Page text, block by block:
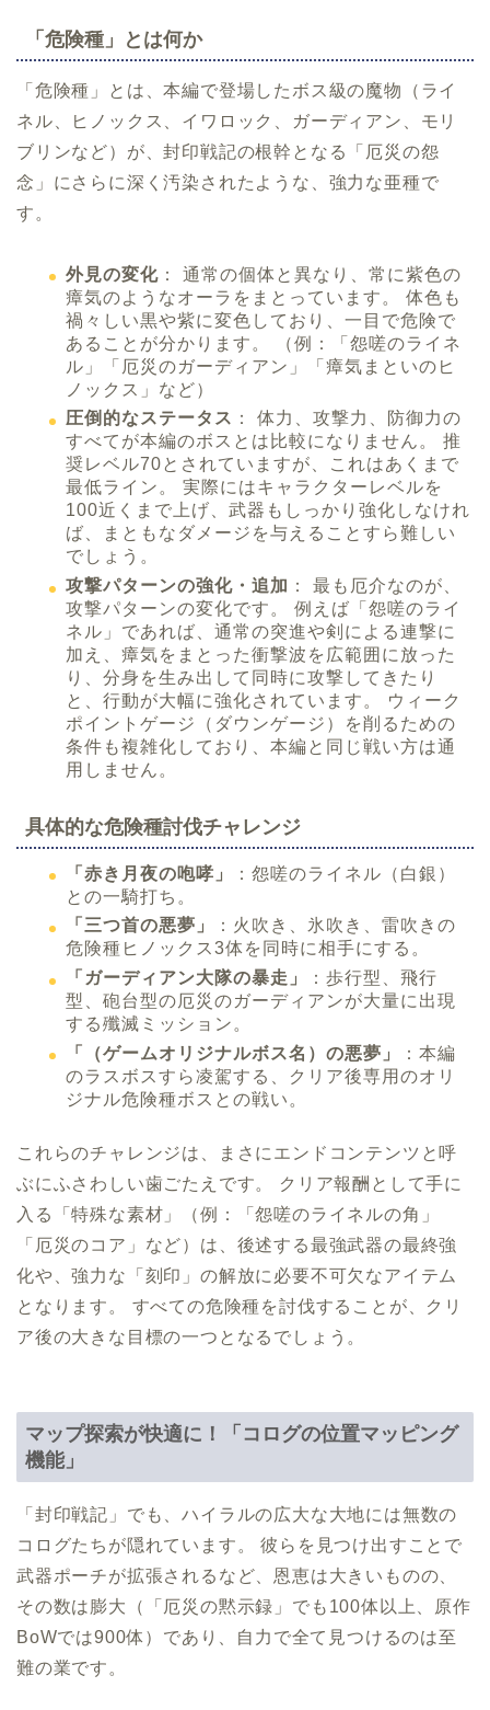
「危険種」とは何か
「危険種」とは、本編で登場したボス級の魔物（ライ
ネル、ヒノックス、イワロック、ガーディアン、モリ
ブリンなど）が、封印戦記の根幹となる「厄災の怨
念」にさらに深く汚染されたような、強力な亜種で
す。
外見の変化 ： 通常の個体と異なり、常に紫色の
瘴気のようなオーラをまとっています。 体色も
禍々しい黒や紫に変色しており、一目で危険で
あることが分かります。 （例：「怨嗟のライネ
ル」「厄災のガーディアン」「瘴気まといのヒ
ノックス」など）
圧倒的なステータス ： 体力、攻撃力、防御力の
すべてが本編のボスとは比較になりません。 推
奨レベル70とされていますが、これはあくまで
最低ライン。 実際にはキャラクターレベルを
100近くまで上げ、武器もしっかり強化しなけれ
ば、まともなダメージを与えることすら難しい
でしょう。
攻撃パターンの強化・追加 ： 最も厄介なのが、
攻撃パターンの変化です。 例えば「怨嗟のライ
ネル」であれば、通常の突進や剣による連撃に
加え、瘴気をまとった衝撃波を広範囲に放った
り、分身を生み出して同時に攻撃してきたり
と、行動が大幅に強化されています。 ウィーク
ポイントゲージ（ダウンゲージ）を削るための
条件も複雑化しており、本編と同じ戦い方は通
用しません。
具体的な危険種討伐チャレンジ
「赤き月夜の咆哮」
：怨嗟のライネル（白銀）
との一騎打ち。
「三つ首の悪夢」
：火吹き、氷吹き、雷吹きの
危険種ヒノックス3体を同時に相手にする。
「ガーディアン大隊の暴走」
：歩行型、飛行
型、砲台型の厄災のガーディアンが大量に出現
する殲滅ミッション。
「（ゲームオリジナルボス名）の悪夢」
：本編
のラスボスすら凌駕する、クリア後専用のオリ
ジナル危険種ボスとの戦い。
これらのチャレンジは、まさにエンドコンテンツと呼
ぶにふさわしい歯ごたえです。 クリア報酬として手に
入る「特殊な素材」（例：「怨嗟のライネルの角」
「厄災のコア」など）は、後述する最強武器の最終強
化や、強力な「刻印」の解放に必要不可欠なアイテム
となります。 すべての危険種を討伐することが、クリ
ア後の大きな目標の一つとなるでしょう。
マップ探索が快適に！「コログの位置マッピング
機能」
「封印戦記」でも、ハイラルの広大な大地には無数の
コログたちが隠れています。 彼らを見つけ出すことで
武器ポーチが拡張されるなど、恩恵は大きいものの、
その数は膨大（「厄災の黙示録」でも100体以上、原作
BoWでは900体）であり、自力で全て見つけるのは至
難の業です。